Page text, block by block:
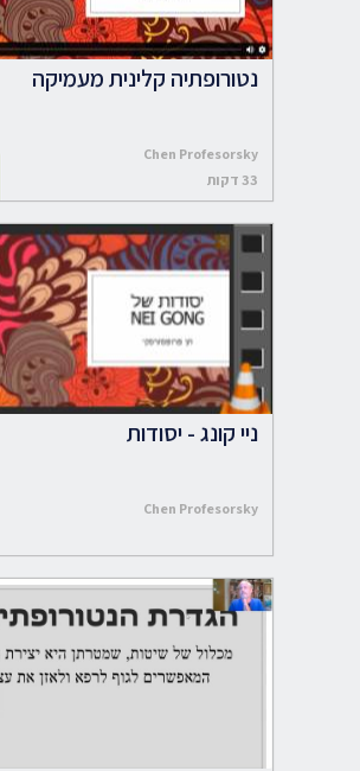
נטורופתיה קלינית מעמיקה
Chen Profesorsky
33 דקות
ניי קונג - יסודות
Chen Profesorsky